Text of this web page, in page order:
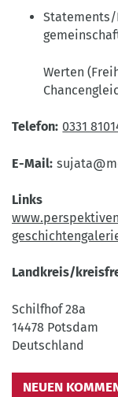
Werten
Telefon 0331
E-Mail
Links
Landkreis/
Schilfhof 28a
14478 Potsdam
Deutschland
NEUEN